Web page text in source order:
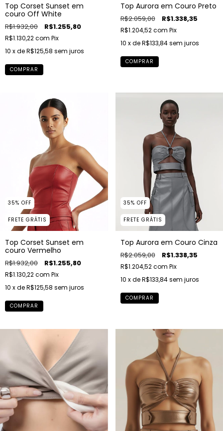
Top Corset Sunset em
couro Off White
R$1.932,00 R$1.255,80
R$1.130,22com Pix
10 x deR$125,58 sem juros
COMPRAR
Top Aurora em Couro Preto
R$2.059,00 R$1.338,35
R$1.204,52com Pix
10 x deR$133,84 sem juros
COMPRAR
35% OFF
FRETE GRÁTIS
Top Corset Sunset em
couro Vermelho
R$1.932,00 R$1.255,80
R$1.130,22com Pix
10 x deR$125,58 sem juros
COMPRAR
35% OFF
FRETE GRÁTIS
Top Aurora em Couro Cinza
R$2.059,00 R$1.338,35
R$1.204,52com Pix
10 x deR$133,84 sem juros
COMPRAR